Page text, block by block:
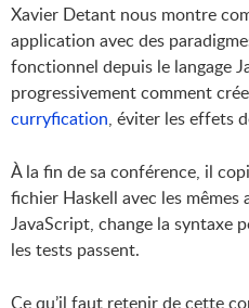
Xavier Detant nous montre
application avec des
fonctionnel depuis le langage
progressivement comment
curryfication, éviter les effets
À la fin de sa conférence, il
fichier Haskell avec les
JavaScript, change la syntaxe
les tests passent.
Ce qu’il faut retenir de cette